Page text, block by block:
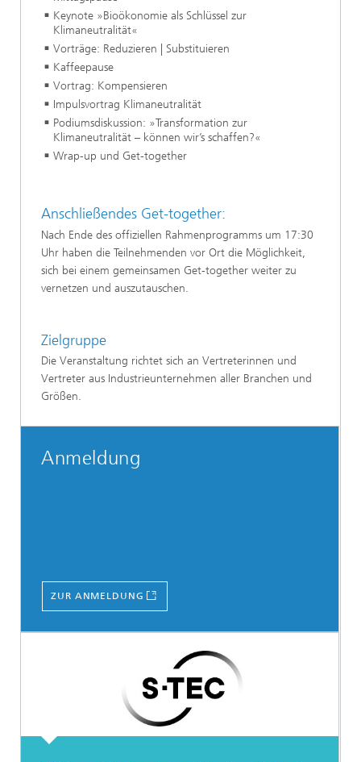
Keynote »Bioökonomie als Schlüssel zur
Klimaneutralität«
Vorträge: Reduzieren | Substituieren
Kaffeepause
Vortrag: Kompensieren
Impulsvortrag Klimaneutralität
Podiumsdiskussion: »Transformation zur
Klimaneutralität – können wir’s schaffen?«
Wrap-up und Get-together
Anschließendes Get-together:
Nach Ende des offiziellen Rahmenprogramms um 17:30
Uhr haben die Teilnehmenden vor Ort die Möglichkeit,
sich bei einem gemeinsamen Get-together weiter zu
vernetzen und auszutauschen.
Zielgruppe
Die Veranstaltung richtet sich an Vertreterinnen und
Vertreter aus Industrieunternehmen aller Branchen und
Größen.
Anmeldung
ZUR ANMELDUNG